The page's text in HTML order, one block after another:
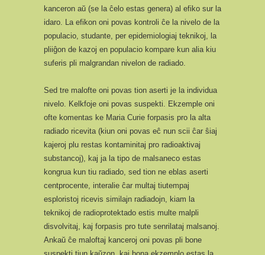
kanceron aŭ (se la ĉelo estas genera) al efiko sur la
idaro. La efikon oni povas kontroli ĉe la nivelo de la
populacio, studante, per epidemiologiaj teknikoj, la
pliiĝon de kazoj en populacio kompare kun alia kiu
suferis pli malgrandan nivelon de radiado.
Sed tre malofte oni povas tion aserti je la individua
nivelo. Kelkfoje oni povas suspekti. Ekzemple oni
ofte komentas ke Maria Curie forpasis pro la alta
radiado ricevita (kiun oni povas eĉ nun scii ĉar ŝiaj
kajeroj plu restas kontaminitaj pro radioaktivaj
substancoj), kaj ja la tipo de malsaneco estas
kongrua kun tiu radiado, sed tion ne eblas aserti
centprocente, interalie ĉar multaj tiutempaj
esploristoj ricevis similajn radiadojn, kiam la
teknikoj de radioprotektado estis multe malpli
disvolvitaj, kaj forpasis pro tute senrilataj malsanoj.
Ankaŭ ĉe maloftaj kanceroj oni povas pli bone